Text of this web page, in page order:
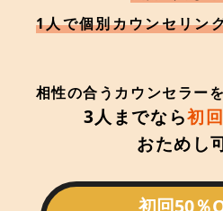
1人で個別カウンセリン
相性の合うカウンセラー
3人までなら初
おためし
初回50％